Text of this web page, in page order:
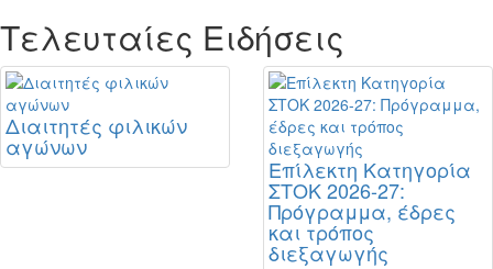
Τελευταίες Ειδήσεις
Διαιτητές φιλικών
αγώνων
Επίλεκτη Κατηγορία
ΣΤΟΚ 2026-27:
Πρόγραμμα, έδρες
και τρόπος
διεξαγωγής